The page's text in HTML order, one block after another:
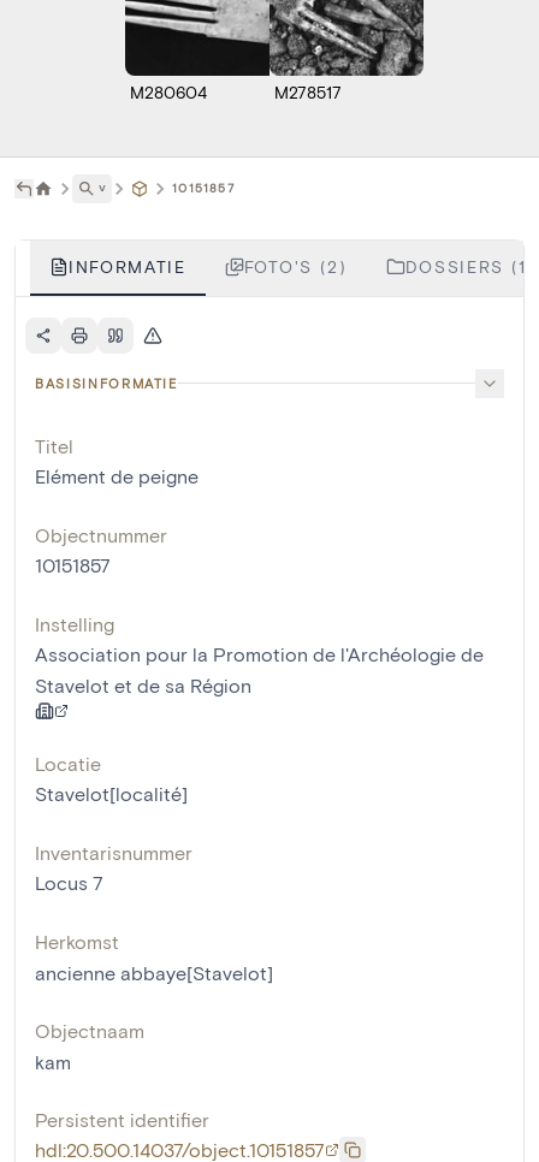
M280604 M278517
˅ 10151857
INFORMATIE FOTO'S (2) DOSSIERS (1)
BASISINFORMATIE
Titel
Elément de peigne
Objectnummer
10151857
Instelling
Association pour la Promotion de l'Archéologie de
Stavelot et de sa Région
Locatie
Stavelot[localité]
Inventarisnummer
Locus 7
Herkomst
ancienne abbaye[Stavelot]
Objectnaam
kam
Persistent identifier
hdl:20.500.14037/object.10151857